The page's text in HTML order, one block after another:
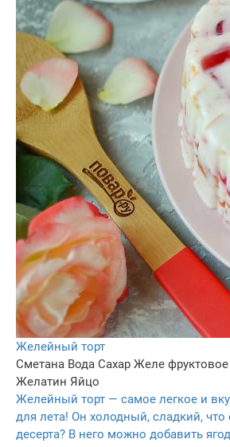
Желейный торт
Сметана Вода Сахар Желе фруктовое
Желатин Яйцо
Желейный торт — самое легкое и
для лета! Он холодный, сладкий,
десерта? В него можно добавить